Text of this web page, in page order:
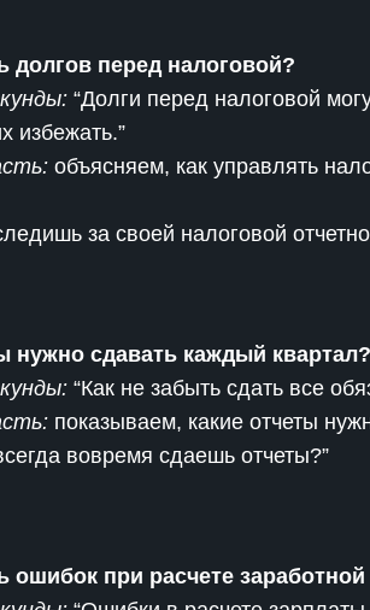
долгов перед налоговой?
“Долги перед налоговой
избежать.”
объясняем, как управлять
за своей налоговой
нужно сдавать каждый квартал?
“Как не забыть сдать все
показываем, какие отчеты
вовремя сдаешь отчеты?”
ошибок при расчете